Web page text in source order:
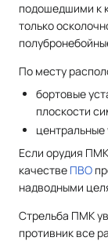
подошедшими к
только
По месту
бортовые
плоскости
Если орудия
качестве ПВО
надводными
Стрельба ПМК
противник все